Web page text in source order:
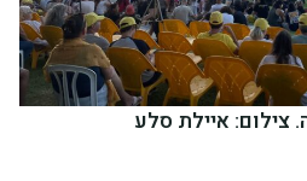
צילום: איילת סלע